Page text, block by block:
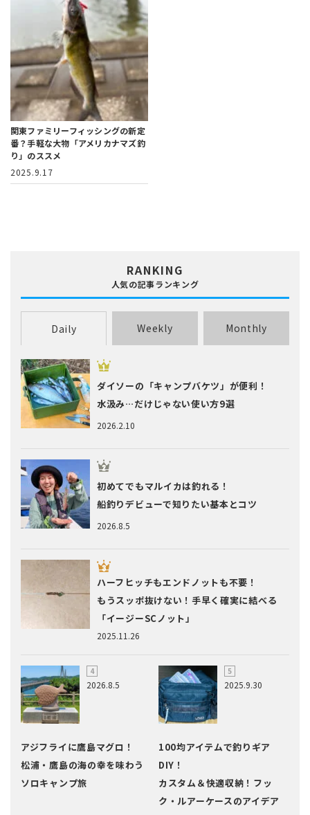
関東ファミリーフィッシングの新定
番？手軽な大物「アメリカナマズ釣
り」のススメ
2025.9.17
RANKING
人気の記事ランキング
Daily Weekly Monthly
2026.2.10
ダイソーの「キャンプバケツ」が便利！
水汲み…だけじゃない使い方9選
2026.8.5
初めてでもマルイカは釣れる！
船釣りデビューで知りたい基本とコツ
2025.11.26
ハーフヒッチもエンドノットも不要！
もうスッポ抜けない！手早く確実に結べる
「イージーSCノット」
2026.8.5
アジフライに鷹島マグロ！
松浦・鷹島の海の幸を味わう
ソロキャンプ旅
2025.9.30
100均アイテムで釣りギア
DIY！
カスタム＆快適収納！フッ
ク・ルアーケースのアイデア